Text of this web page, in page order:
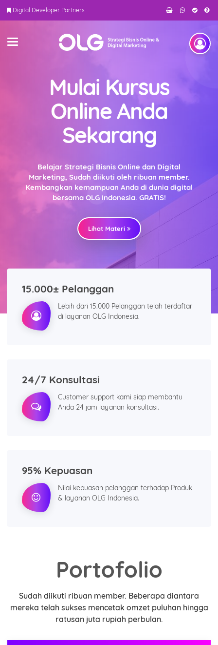
Digital Developer Partners
Mulai Kursus
Online Anda
Sekarang
Belajar Strategi Bisnis Online dan Digital
Marketing, Sudah diikuti oleh ribuan member.
Kembangkan kemampuan Anda di dunia digital
bersama OLG Indonesia. GRATIS!
Lihat Materi
15.000± Pelanggan
Lebih dari 15.000 Pelanggan telah terdaftar
di layanan OLG Indonesia.
24/7 Konsultasi
Customer support kami siap membantu
Anda 24 jam layanan konsultasi.
95% Kepuasan
Nilai kepuasan pelanggan terhadap Produk
& layanan OLG Indonesia.
Portofolio
Sudah diikuti ribuan member. Beberapa diantara
mereka telah sukses mencetak omzet puluhan hingga
ratusan juta rupiah perbulan.